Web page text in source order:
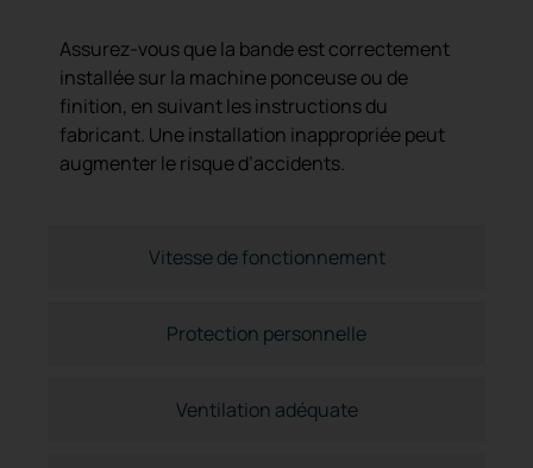
Vitesse de fonctionnement
Protection personnelle
Ventilation adéquate
Assurez-vous que la bande est correctement
installée sur la machine ponceuse ou de
finition, en suivant les instructions du
fabricant. Une installation inappropriée peut
augmenter le risque d’accidents.